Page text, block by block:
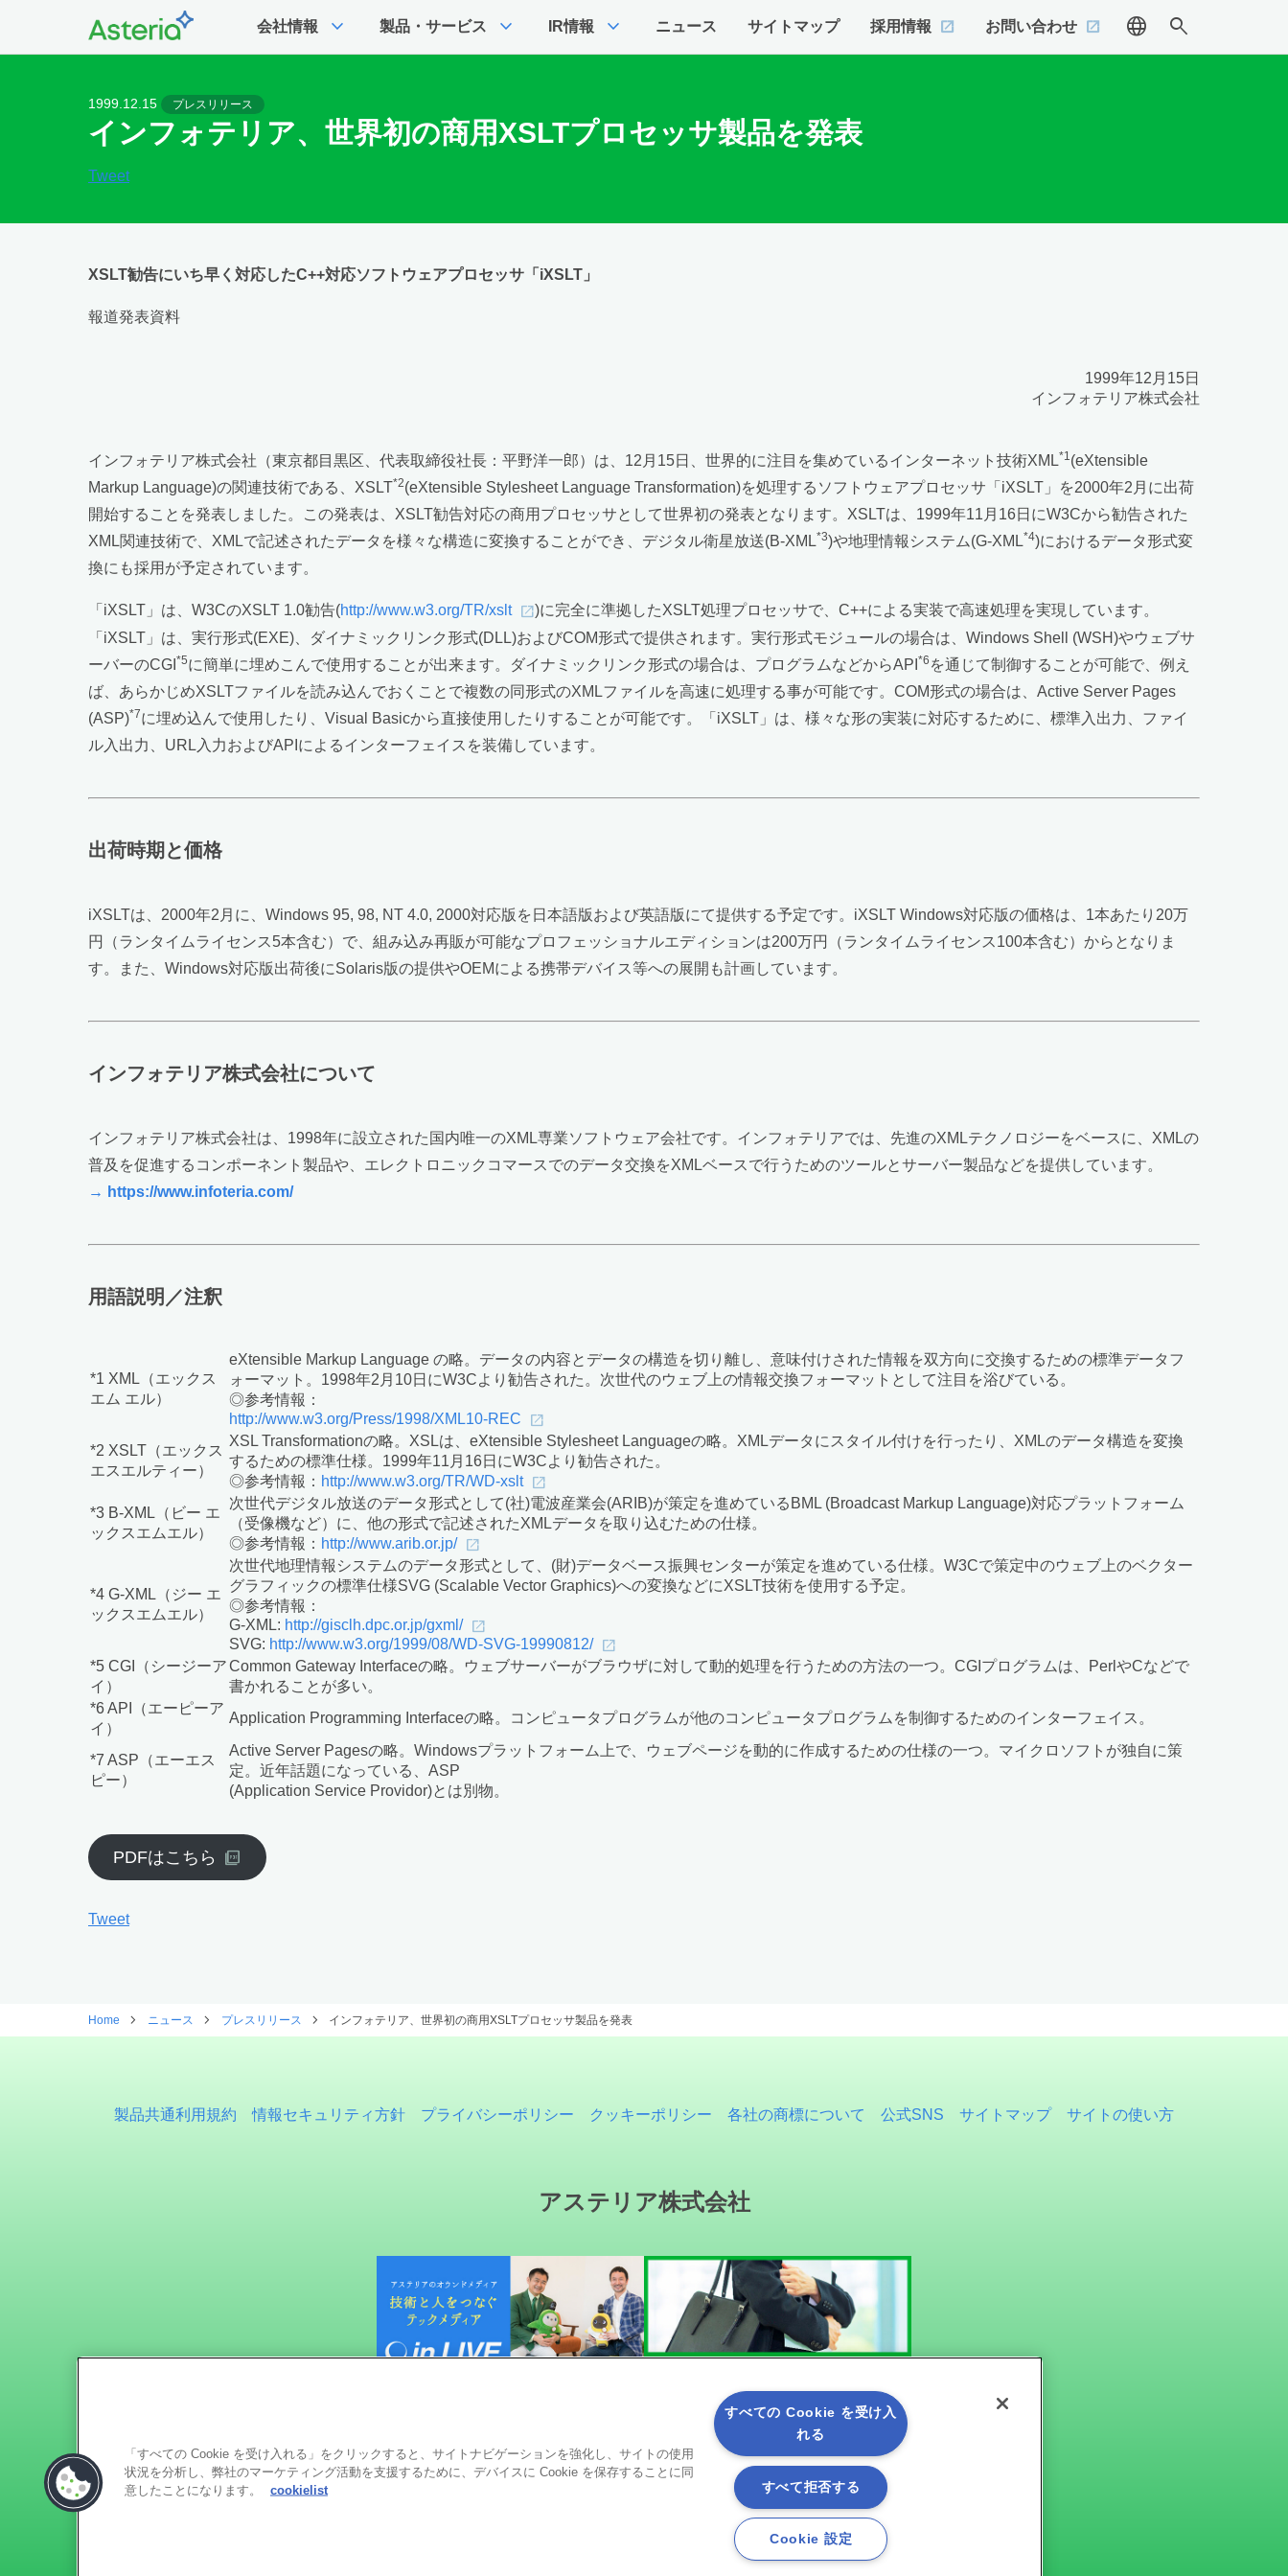
会社情報 expand_more 製品・サービス expand_more IR情報 expand_more ニュース サイトマップ 採用情報 お問い合わせ language search
1999.12.15 プレスリリース
インフォテリア、世界初の商用XSLTプロセッサ製品を発表
Tweet
XSLT勧告にいち早く対応したC++対応ソフトウェアプロセッサ「iXSLT」
報道発表資料
1999年12月15日
インフォテリア株式会社
インフォテリア株式会社（東京都目黒区、代表取締役社長：平野洋一郎）は、12月15日、世界的に注目を集めているインターネット技術XML*1(eXtensible
Markup Language)の関連技術である、XSLT*2(eXtensible Stylesheet Language Transformation)を処理するソフトウェアプロセッサ「iXSLT」を2000年2月に出荷
開始することを発表しました。この発表は、XSLT勧告対応の商用プロセッサとして世界初の発表となります。XSLTは、1999年11月16日にW3Cから勧告された
XML関連技術で、XMLで記述されたデータを様々な構造に変換することができ、デジタル衛星放送(B-XML*3)や地理情報システム(G-XML*4)におけるデータ形式変
換にも採用が予定されています。
「iXSLT」は、W3CのXSLT 1.0勧告(http://www.w3.org/TR/xslt
)に完全に準拠したXSLT処理プロセッサで、C++による実装で高速処理を実現しています。
「iXSLT」は、実行形式(EXE)、ダイナミックリンク形式(DLL)およびCOM形式で提供されます。実行形式モジュールの場合は、Windows Shell (WSH)やウェブサ
ーバーのCGI *5に簡単に埋めこんで使用することが出来ます。ダイナミックリンク形式の場合は、プログラムなどからAPI *6 を通じて制御することが可能で、例え
ば、あらかじめXSLTファイルを読み込んでおくことで複数の同形式のXMLファイルを高速に処理する事が可能です。COM形式の場合は、Active Server Pages
(ASP)*7に埋め込んで使用したり、Visual Basicから直接使用したりすることが可能です。「iXSLT」は、様々な形の実装に対応するために、標準入出力、ファイ
ル入出力、URL入力およびAPIによるインターフェイスを装備しています。
出荷時期と価格
iXSLTは、2000年2月に、Windows 95, 98, NT 4.0, 2000対応版を日本語版および英語版にて提供する予定です。iXSLT Windows対応版の価格は、1本あたり20万
円（ランタイムライセンス5本含む）で、組み込み再販が可能なプロフェッショナルエディションは200万円（ランタイムライセンス100本含む）からとなりま
す。また、Windows対応版出荷後にSolaris版の提供やOEMによる携帯デバイス等への展開も計画しています。
インフォテリア株式会社について
インフォテリア株式会社は、1998年に設立された国内唯一のXML専業ソフトウェア会社です。インフォテリアでは、先進のXMLテクノロジーをベースに、XMLの
普及を促進するコンポーネント製品や、エレクトロニックコマースでのデータ交換をXMLベースで行うためのツールとサーバー製品などを提供しています。
→ https://www.infoteria.com/
用語説明／注釈
*1 XML（エックス
エム エル）
eXtensible Markup Language の略。データの内容とデータの構造を切り離し、意味付けされた情報を双方向に交換するための標準データフ
ォーマット。1998年2月10日にW3Cより勧告された。次世代のウェブ上の情報交換フォーマットとして注目を浴びている。
◎参考情報：
http://www.w3.org/Press/1998/XML10-REC
*2 XSLT（エックス
エスエルティー）
XSL Transformationの略。XSLは、eXtensible Stylesheet Languageの略。XMLデータにスタイル付けを行ったり、XMLのデータ構造を変換
するための標準仕様。1999年11月16日にW3Cより勧告された。
◎参考情報： http://www.w3.org/TR/WD-xslt
*3 B-XML（ビー エ
ックスエムエル）
次世代デジタル放送のデータ形式として(社)電波産業会(ARIB)が策定を進めているBML (Broadcast Markup Language)対応プラットフォーム
（受像機など）に、他の形式で記述されたXMLデータを取り込むための仕様。
◎参考情報： http://www.arib.or.jp/
*4 G-XML（ジー エ
ックスエムエル）
次世代地理情報システムのデータ形式として、(財)データベース振興センターが策定を進めている仕様。W3Cで策定中のウェブ上のベクター
グラフィックの標準仕様SVG (Scalable Vector Graphics)への変換などにXSLT技術を使用する予定。
◎参考情報：
G-XML: http://gisclh.dpc.or.jp/gxml/
SVG: http://www.w3.org/1999/08/WD-SVG-19990812/
*5 CGI（シージーア
イ）
Common Gateway Interfaceの略。ウェブサーバーがブラウザに対して動的処理を行うための方法の一つ。CGIプログラムは、PerlやCなどで
書かれることが多い。
*6 API（エーピーア
イ）
Application Programming Interfaceの略。コンピュータプログラムが他のコンピュータプログラムを制御するためのインターフェイス。
*7 ASP（エーエス
ピー）
Active Server Pagesの略。Windowsプラットフォーム上で、ウェブページを動的に作成するための仕様の一つ。マイクロソフトが独自に策
定。近年話題になっている、ASP
(Application Service Providor)とは別物。
PDFはこちら
Tweet
Home ニュース プレスリリース インフォテリア、世界初の商用XSLTプロセッサ製品を発表
製品共通利用規約 情報セキュリティ方針 プライバシーポリシー クッキーポリシー 各社の商標について 公式SNS サイトマップ サイトの使い方
アステリア株式会社
ソーシャルメディア
「すべての Cookie を受け入れる」をクリックすると、サイトナビゲーションを強化し、サイトの使用
状況を分析し、弊社のマーケティング活動を支援するために、デバイスに Cookie を保存することに同
意したことになります。
cookielist
すべての Cookie を受け入
れる
すべて拒否する
Cookie 設定